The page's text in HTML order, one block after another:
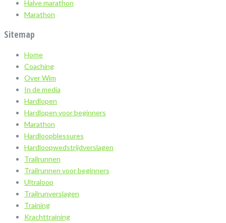
Halve marathon
Marathon
Sitemap
Home
Coaching
Over Wim
In de media
Hardlopen
Hardlopen voor beginners
Marathon
Hardloopblessures
Hardloopwedstrijdverslagen
Trailrunnen
Trailrunnen voor beginners
Ultraloop
Trailrunverslagen
Training
Krachttraining